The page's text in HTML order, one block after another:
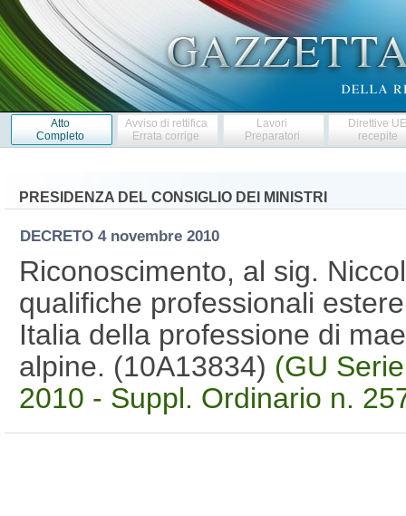
Atto
Completo
Avviso di rettifica
Errata corrige
Lavori
Preparatori
Direttive
recepite
PRESIDENZA DEL CONSIGLIO DEI MINISTRI
DECRETO 4 novembre 2010
Riconoscimento, al sig.
qualifiche professionali
Italia della professione di
alpine. (10A13834) (GU
2010 - Suppl. Ordinario n.